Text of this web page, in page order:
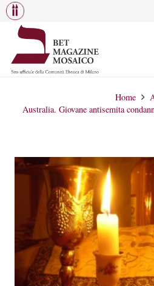
Home
Australia. Giovane antisemita